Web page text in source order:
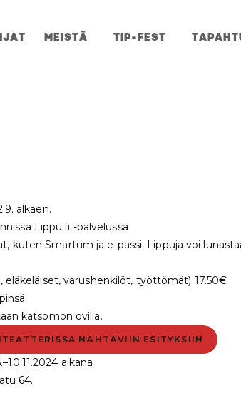
MEISTÄ TIP-FEST
alkaen.
Lippu.fi -palvelussa
kuten Smartum ja e-passi. Lippuja voi
varushenkilöt, työttömät) 17.50€
katsomon ovilla.
NÄHTÄVIIN ESITYKSIIN
aikana
64.